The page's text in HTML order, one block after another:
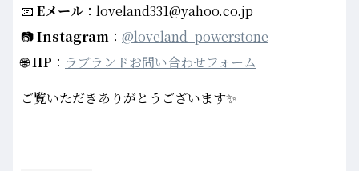
📧 Eメール ：loveland331@yahoo.co.jp
📷Instagram ： @loveland_powerstone
🌐HP ： ラブランドお問い合わせフォーム
ご覧いただきありがとうございます✨